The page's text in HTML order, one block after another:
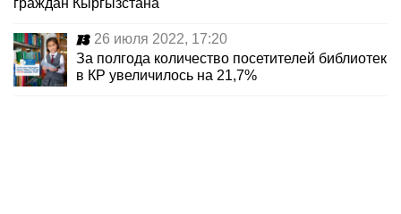
граждан Кыргызстана
26 июля 2022, 17:20
За полгода количество посетителей библиотек
в КР увеличилось на 21,7%